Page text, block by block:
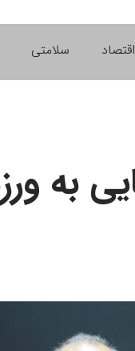
اقتصاد سلامتی